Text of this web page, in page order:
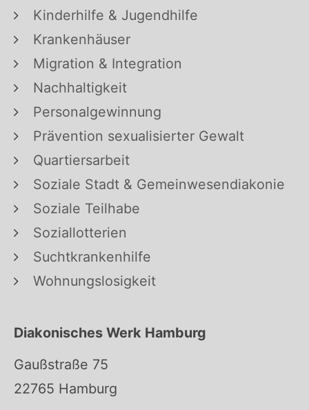
Kinderhilfe & Jugendhilfe
Krankenhäuser
Migration & Integration
Nachhaltigkeit
Personalgewinnung
Prävention sexualisierter Gewalt
Quartiersarbeit
Soziale Stadt & Gemeinwesendiakonie
Soziale Teilhabe
Soziallotterien
Suchtkrankenhilfe
Wohnungslosigkeit
Diakonisches Werk Hamburg
Gaußstraße 75
22765 Hamburg